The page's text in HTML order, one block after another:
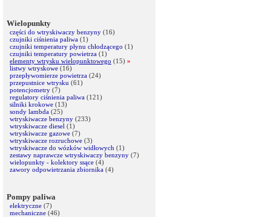
Wielopunkty
części do wtryskiwaczy benzyny (16)
czujniki ciśnienia paliwa (1)
czujniki temperatury płynu chłodzącego (1)
czujniki temperatury powietrza (1)
elementy wtrysku wielopunktowego (15) »
listwy wtryskowe (16)
przepływomierze powietrza (24)
przepustnice wtrysku (61)
potencjometry (7)
regulatory ciśnienia paliwa (121)
silniki krokowe (13)
sondy lambda (25)
wtryskiwacze benzyny (233)
wtryskiwacze diesel (1)
wtryskiwacze gazowe (7)
wtryskiwacze rozruchowe (3)
wtryskiwacze do wózków widłowych (1)
zestawy naprawcze wtryskiwaczy benzyny (7)
wielopunkty - kolektory ssące (4)
zawory odpowietrzania zbiornika (4)
Pompy paliwa
elektryczne (7)
mechaniczne (46)